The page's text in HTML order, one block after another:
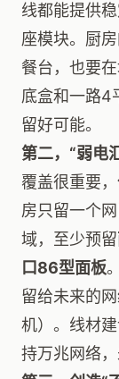
线都能提供
座模块。厨
餐台，也要
底盒和一路4
留好可能。
第二，“弱电
覆盖很重要
房只留一个
域，至少预留
口86型面板
留给未来的
机）。线材
持万兆网络，